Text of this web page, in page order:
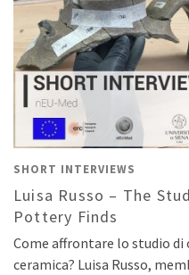
SHORT INTERVIEWS
Luisa Russo – The
Pottery Finds
Come affrontare lo studio
ceramica? Luisa Russo,